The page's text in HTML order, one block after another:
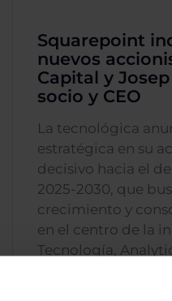
Squarepoint
nuevos
Capital y
socio y CEO
La tecnológica
estratégica en su
decisivo hacia el
2025-2030, que
crecimiento y
en el centro de la
Tecnología,